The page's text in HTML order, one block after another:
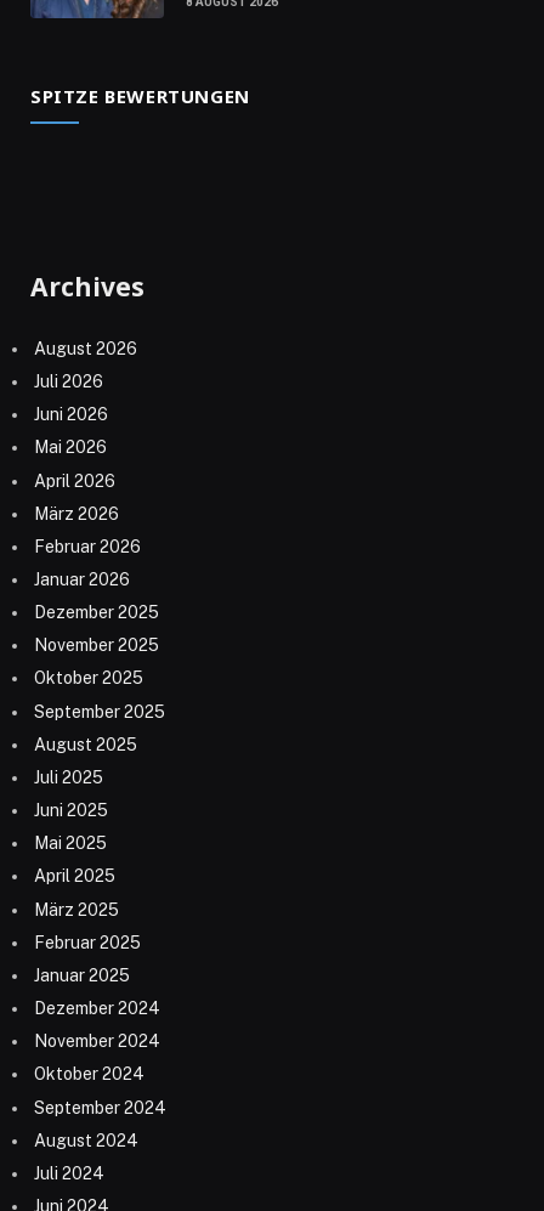
SPITZE BEWERTUNGEN
Archives
August 2026
Juli 2026
Juni 2026
Mai 2026
April 2026
März 2026
Februar 2026
Januar 2026
Dezember 2025
November 2025
Oktober 2025
September 2025
August 2025
Juli 2025
Juni 2025
Mai 2025
April 2025
März 2025
Februar 2025
Januar 2025
Dezember 2024
November 2024
Oktober 2024
September 2024
August 2024
Juli 2024
Juni 2024